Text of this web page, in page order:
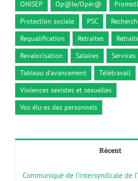
Protection sociale
PSC
Requalification
Retraites
Revalorisation
Salaires Services
Tableau d'avancement
Télétravail
Violences sexistes et sexuelles
Vos élu·es des personnels
Récent
supérieur et de la Recherche